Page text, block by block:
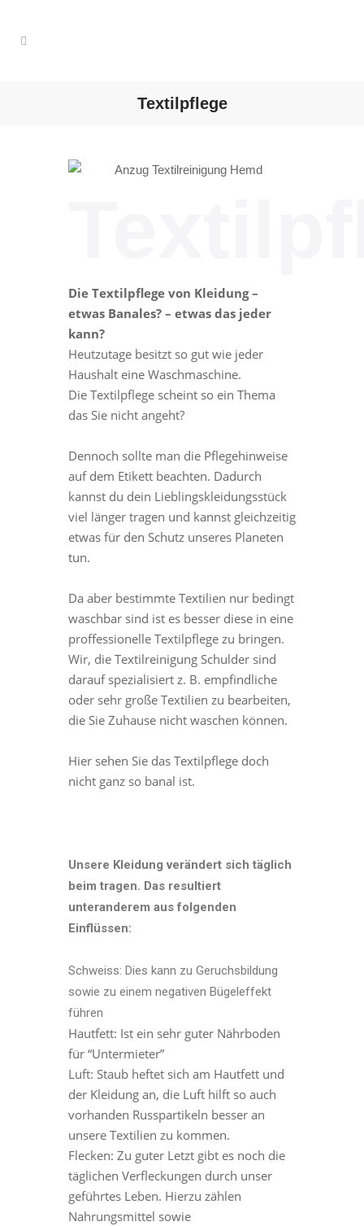
Textilpflege
Die Textilpflege von Kleidung –
etwas Banales? – etwas das jeder
kann?
Heutzutage besitzt so gut wie jeder
Haushalt eine Waschmaschine.
Die Textilpflege scheint so ein Thema
das Sie nicht angeht?
Dennoch sollte man die Pflegehinweise
auf dem Etikett beachten. Dadurch
kannst du dein Lieblingskleidungsstück
viel länger tragen und kannst gleichzeitig
etwas für den Schutz unseres Planeten
tun.
Da aber bestimmte Textilien nur bedingt
waschbar sind ist es besser diese in eine
proffessionelle Textilpflege zu bringen.
Wir, die Textilreinigung Schulder sind
darauf spezialisiert z. B. empfindliche
oder sehr große Textilien zu bearbeiten,
die Sie Zuhause nicht waschen können.
Hier sehen Sie das Textilpflege doch
nicht ganz so banal ist.
Unsere Kleidung verändert sich täglich
beim tragen. Das resultiert
unteranderem aus folgenden
Einflüssen:
Schweiss: Dies kann zu Geruchsbildung
sowie zu einem negativen Bügeleffekt
führen
Hautfett: Ist ein sehr guter Nährboden
für “Untermieter”
Luft: Staub heftet sich am Hautfett und
der Kleidung an, die Luft hilft so auch
vorhanden Russpartikeln besser an
unsere Textilien zu kommen.
Flecken: Zu guter Letzt gibt es noch die
täglichen Verfleckungen durch unser
geführtes Leben. Hierzu zählen
Nahrungsmittel sowie